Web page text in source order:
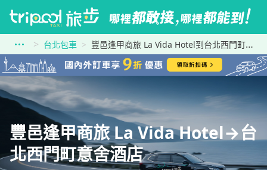
台北包車 豐邑逢甲商旅 La Vida Hotel到台北西門町意舍酒店
豐邑逢甲商旅 La Vida Hotel→台
北西門町意舍酒店